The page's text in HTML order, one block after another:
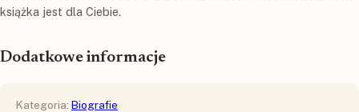
książka jest dla Ciebie.
Dodatkowe informacje
Kategoria: Biografie